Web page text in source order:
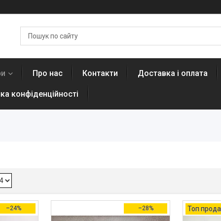
Про нас Контакти Доставка і оплата
конфіденційності
–24% –28% Топ